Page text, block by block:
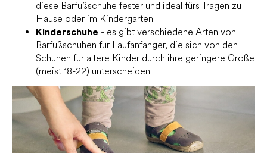
diese Barfußschuhe fester und ideal fürs Tragen zu
Hause oder im Kindergarten
Kinderschuhe - es gibt verschiedene Arten von
Barfußschuhen für Laufanfänger, die sich von den
Schuhen für ältere Kinder durch ihre geringere Größe
(meist 18-22) unterscheiden